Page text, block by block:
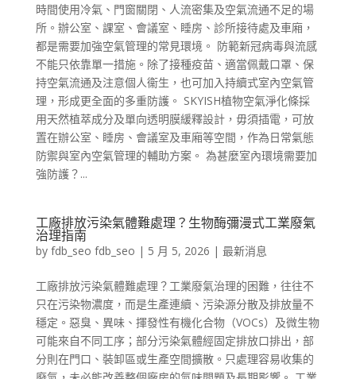
時間使用冷氣、門窗關閉、人流密集及空氣流通不足的場
所。辦公室、課室、會議室、睡房、診所接待處及車廂，
都是需要加強空氣管理的常見環境。 防範新冠病毒與流感
不能只依靠單一措施。除了接種疫苗、適當佩戴口罩、保
持空氣流通及注意個人衞生，也可加入持續式室內空氣管
理，形成更全面的多重防護。 SKYISH植物空氣淨化條採
用天然植萃成分及單向透明膜緩釋設計，毋須插電，可放
置在辦公室、睡房、會議室及車廂等空間，作為日常氣態
防禦與室內空氣管理的輔助方案。 為甚麼室內環境需要加
強防護？...
工廠排放污染氣體難處理？生物酶彌漫式工業廢氣
治理指南
by fdb_seo fdb_seo | 5 月 5, 2026 | 最新消息
工廠排放污染氣體難處理？工業廢氣治理的困難，往往不
只在污染物濃度，而是生產連續、污染源分散及排放量不
穩定。惡臭、異味、揮發性有機化合物（VOCs）及微生物
可能來自不同工序；部分污染氣體經固定排放口排出，部
分則在門口、裝卸區或生產空間擴散。只處理容易收集的